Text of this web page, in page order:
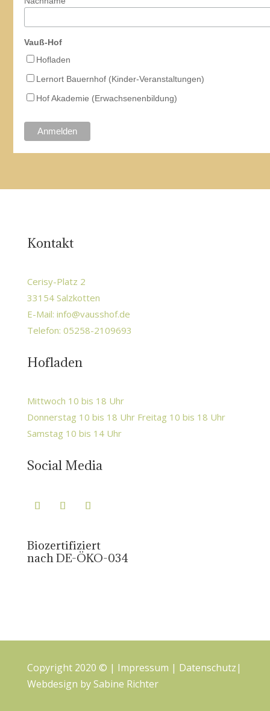
Vauß-Hof
Hofladen
Lernort Bauernhof (Kinder-Veranstaltungen)
Hof Akademie (Erwachsenenbildung)
Kontakt
Cerisy-Platz 2
33154 Salzkotten
E-Mail: info@vausshof.de
Telefon: 05258-2109693
Hofladen
Mittwoch 10 bis 18 Uhr
Donnerstag 10 bis 18 Uhr Freitag 10 bis 18 Uhr
Samstag 10 bis 14 Uhr
Social Media
Biozertifiziert
nach DE-ÖKO-034
Copyright 2020 © | Impressum | Datenschutz|
Webdesign bySabine Richter